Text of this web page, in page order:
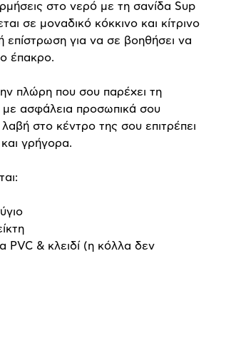
στο νερό με τη σανίδα Sup
σε μοναδικό κόκκινο και κίτρινο
επίστρωση για να σε βοηθήσει να
έπακρο.
πλώρη που σου παρέχει τη
με ασφάλεια προσωπικά σου
στο κέντρο της σου επιτρέπει
γρήγορα.
PVC & κλειδί (η κόλλα δεν